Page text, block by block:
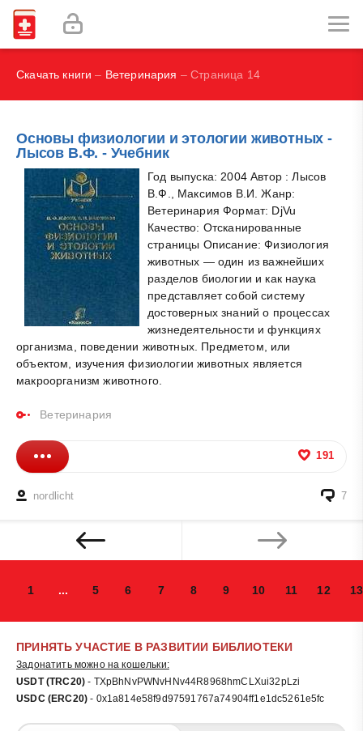
И.В., Брегель Л.В., Субботин В.М.
Фокин В. А.
Скачать книги – Ветеринария – Страница 14
Основы физиологии и этологии животных -
Лысов В.Ф. - Учебник
Год выпуска: 2004 Автор : Лысов
В.Ф., Максимов В.И. Жанр:
Ветеринария Формат: DjVu
Качество: Отсканированные
страницы Описание: Физиология
животных — один из важнейших
разделов биологии и как наука
представляет собой систему
достоверных знаний о процессах
жизнедеятельности и функциях
организма, поведении животных. Предметом, или
объектом, изучения физиологии животных является
макроорганизм животного.
Ветеринария
191
nordlicht 7
1 ... 5 6 7 8 9 10 11 12 13
ПРИНЯТЬ УЧАСТИЕ В РАЗВИТИИ БИБЛИОТЕКИ
Задонатить можно на кошельки:
USDT (TRC20) - TXpBhNvPWNvHNv44R8968hmCLXui32pLzi
USDC (ERC20) - 0x1a814e58f9d97591767a74904ff1e1dc5261e5fc